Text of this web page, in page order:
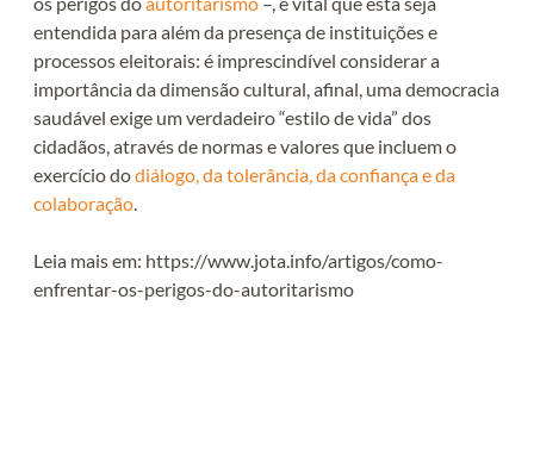
entendida para além da presença de instituições e
processos eleitorais: é imprescindível considerar a
importância da dimensão cultural, afinal, uma democracia
saudável exige um verdadeiro “estilo de vida” dos
cidadãos, através de normas e valores que incluem o
exercício dodiálogo, da tolerância, da confiança e da
colaboração
Leia mais em: https://www.jota.info/artigos/como-
enfrentar-os-perigos-do-autoritarismo